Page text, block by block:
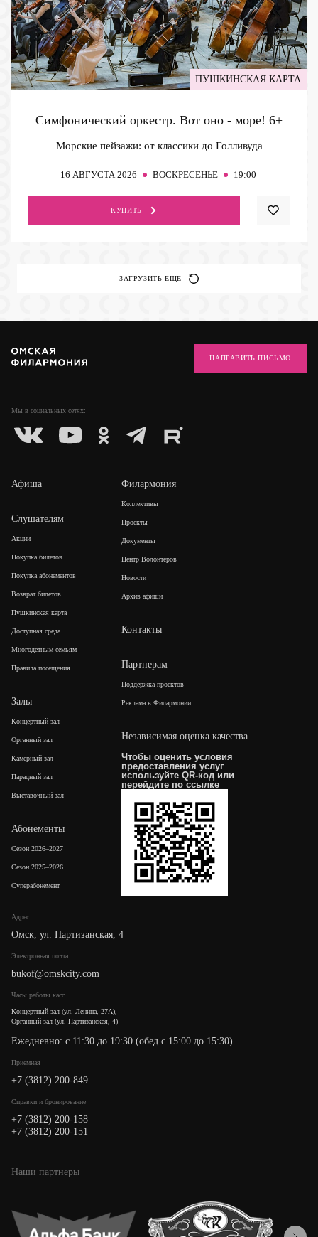
ПУШКИНСКАЯ КАРТА
Симфонический оркестр. Вот оно - море! 6+
Морские пейзажи: от классики до Голливуда
16 АВГУСТА 2026 ВОСКРЕСЕНЬЕ 19:00
КУПИТЬ
ЗАГРУЗИТЬ ЕЩЕ
Мы в социальных сетях:
НАПРАВИТЬ ПИСЬМО
Адрес
Омск, ул. Партизанская, 4
Электронная почта
bukof@omskcity.com
Часы работы касс
Концертный зал (ул. Ленина, 27А),
Органный зал (ул. Партизанская, 4)
Ежедневно: с 11:30 до 19:30 (обед с 15:00 до 15:30)
Приемная
+7 (3812) 200-849
Cправки и бронирование
+7 (3812) 200-158
+7 (3812) 200-151
Афиша
Слушателям
Акции
Покупка билетов
Покупка абонементов
Возврат билетов
Пушкинская карта
Доступная среда
Многодетным семьям
Правила посещения
Залы
Концертный зал
Органный зал
Камерный зал
Парадный зал
Выставочный зал
Абонементы
Сезон 2026–2027
Сезон 2025–2026
Суперабонемент
Филармония
Коллективы
Проекты
Документы
Центр Волонтеров
Новости
Архив афиши
Контакты
Партнерам
Поддержка проектов
Реклама в Филармонии
Независимая оценка качества
Чтобы оценить условия
предоставления услуг
используйте QR-код или
перейдите поссылке
Наши партнеры